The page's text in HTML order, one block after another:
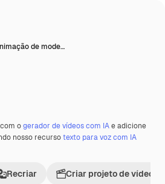
de mode…
ogerador de vídeos com IAe adicione
nosso recursotexto para voz com IA
Recriar Criar projeto de vídeo